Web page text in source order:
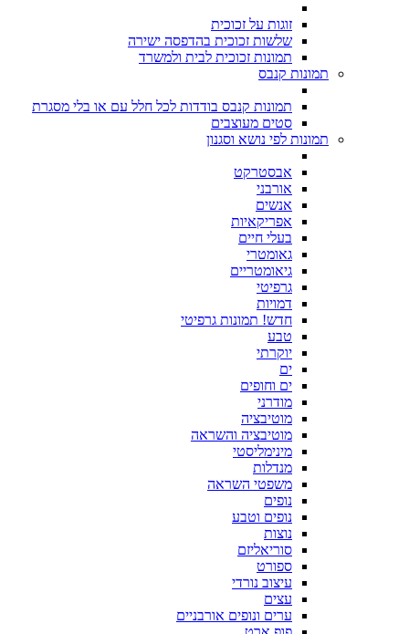
זוגות על זכוכית
שלשות זכוכית בהדפסה ישירה
תמונות זכוכית לבית ולמשרד
תמונות קנבס
תמונות קנבס בודדות לכל חלל עם או בלי מסגרת
סטים מעוצבים
תמונות לפי נושא וסגנון
אבסטרקט
אורבני
אנשים
אפריקאיות
בעלי חיים
גאומטרי
גיאומטריים
גרפיטי
דמויות
חדש! תמונות גרפיטי
טבע
יוקרתי
ים
ים וחופים
מודרני
מוטיבציה
מוטיבציה והשראה
מינימליסטי
מנדלות
משפטי השראה
נופים
נופים וטבע
נוצות
סוריאליזם
ספורט
עיצוב נורדי
עצים
ערים ונופים אורבניים